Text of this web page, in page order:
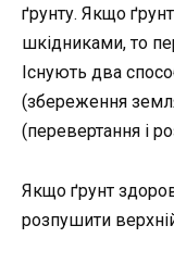
ґрунту. Якщо
шкідниками, то
Існують два
(збереження
(перевертання і
Якщо ґрунт
розпушити